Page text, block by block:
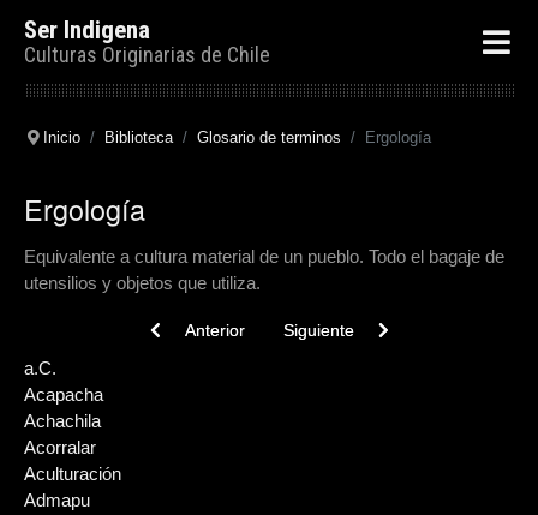
Ser Indigena
Culturas Originarias de Chile
Inicio Biblioteca Glosario de terminos Ergología
Ergología
Equivalente a cultura material de un pueblo. Todo el bagaje de
utensilios y objetos que utiliza.
Previous article: Erradicación
Anterior Next article: Endogamia
Siguiente
a.C.
Acapacha
Achachila
Acorralar
Aculturación
Admapu